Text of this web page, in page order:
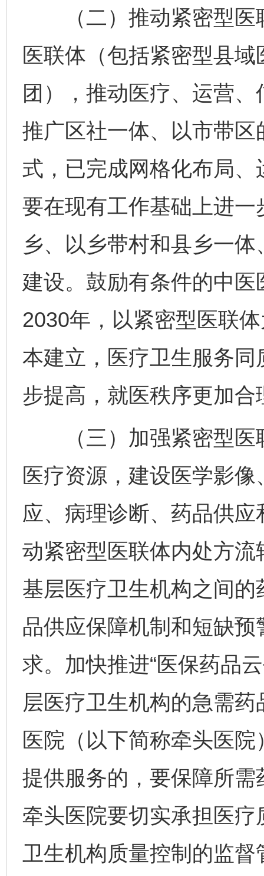
（二）推动紧密型医
医联体（包括紧密型县
团），推动医疗、运营
推广区社一体、以市带
式，已完成网格化布局
要在现有工作基础上进
乡、以乡带村和县乡一
建设。鼓励有条件的中
2030年，以紧密型医联
本建立，医疗卫生服务
步提高，就医秩序更加合
（三）加强紧密型医
医疗资源，建设医学影
应、病理诊断、药品供
动紧密型医联体内处方
基层医疗卫生机构之间
品供应保障机制和短缺
求。加快推进“医保药品
层医疗卫生机构的急需
医院（以下简称牵头医
提供服务的，要保障所
牵头医院要切实承担医
卫生机构质量控制的监督